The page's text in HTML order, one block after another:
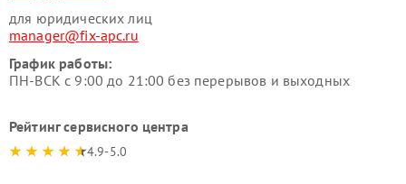
для юридических лиц
manager@fix-apc.ru
График работы:
ПН-ВСК с 9:00 до 21:00 без перерывов и выходных
Рейтинг сервисного центра
4.9-5.0